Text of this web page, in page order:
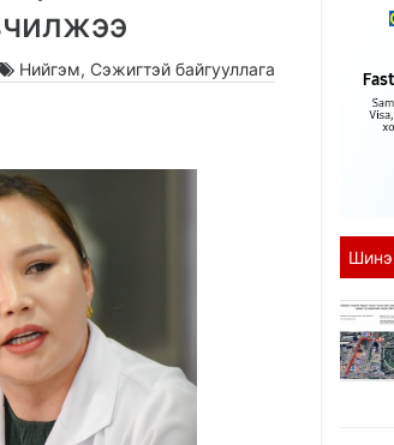
Нийгэм, Сэжигтэй байгууллага
Шинэ